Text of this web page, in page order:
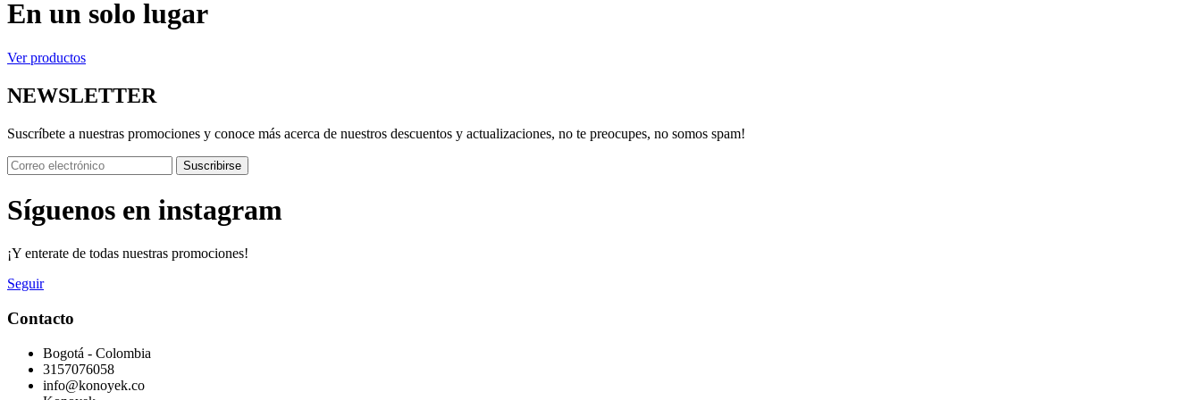
En un solo lugar
Ver productos
NEWSLETTER
Suscríbete a nuestras promociones y conoce más acerca de nuestros descuentos y actualizaciones, no te preocupes, no somos spam!
Suscribirse
Síguenos en instagram
¡Y enterate de todas nuestras promociones!
Seguir
Contacto
Bogotá - Colombia
3157076058
info@konoyek.co